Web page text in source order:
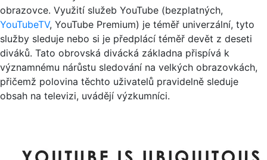
obrazovce. Využití služeb YouTube (bezplatných,
YouTubeTV, YouTube Premium) je téměř univerzální, tyto
služby sleduje nebo si je předplácí téměř devět z deseti
diváků. Tato obrovská divácká základna přispívá k
významnému nárůstu sledování na velkých obrazovkách,
přičemž polovina těchto uživatelů pravidelně sleduje
obsah na televizi, uvádějí výzkumníci.